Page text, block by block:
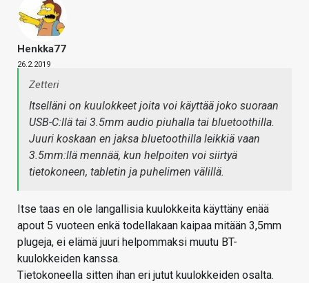
Henkka77
26.2.2019
Zetteri
Itselläni on kuulokkeet joita voi käyttää joko suoraan
USB-C:llä tai 3.5mm audio piuhalla tai bluetoothilla.
Juuri koskaan en jaksa bluetoothilla leikkiä vaan
3.5mm:llä mennää, kun helpoiten voi siirtyä
tietokoneen, tabletin ja puhelimen välillä.
Itse taas en ole langallisia kuulokkeita käyttäny enää
apout 5 vuoteen enkä todellakaan kaipaa mitään 3,5mm
plugeja, ei elämä juuri helpommaksi muutu BT-
kuulokkeiden kanssa.
Tietokoneella sitten ihan eri jutut kuulokkeiden osalta.